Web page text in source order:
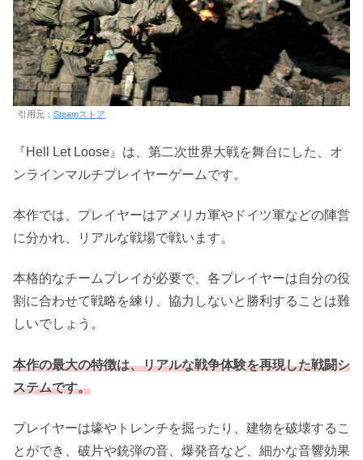
引用元： Steamストア
『Hell Let Loose』は、第二次世界大戦を舞台にした、オ
ンラインマルチプレイヤーゲームです。
本作では、プレイヤーはアメリカ軍やドイツ軍などの陣営
に分かれ、リアルな戦場で戦います。
本格的なチームプレイが必要で、各プレイヤーは自分の役
割に合わせて戦略を練り、協力しないと勝利することは難
しいでしょう。
本作の最大の特徴は、リアルな戦争体験を再現した戦闘シ
ステムです。
プレイヤーは壕やトレンチを掘ったり、建物を破壊するこ
とができ、破片や銃弾の音、爆発音など、細かな音響効果